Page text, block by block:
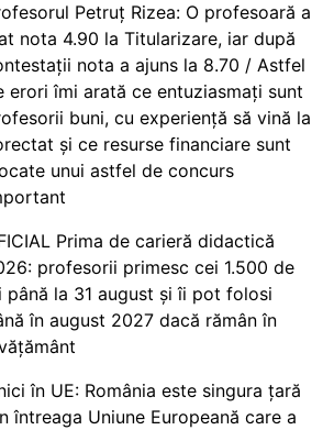
Petruț Rizea: O profesoară a
nota 4.90 la Titularizare, iar după
nota a ajuns la 8.70 / Astfel
erori îmi arată ce entuziasmați sunt
buni, cu experiență să vină la
și ce resurse financiare sunt
unui astfel de concurs
Prima de carieră didactică
profesorii primesc cei 1.500 de
până la 31 august și îi pot folosi
în august 2027 dacă rămân în
în UE: România este singura țară
întreaga Uniune Europeană care a